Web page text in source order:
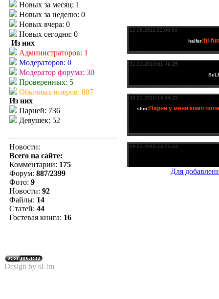
Новых за месяц: 1
Новых за неделю: 0
Новых вчера: 0
Новых сегодня: 0
Из них
Администраторов: 1
Модераторов: 0
Модератор форума: 30
Проверенных: 5
Обычных юзеров: 887
Из них
Парней: 736
Девушек: 52
Новости:
Всего на сайте:
Комментарии: 175
Форум: 887/2399
Фото: 9
Новости: 92
Файлы: 14
Статей: 44
Гостевая книга: 16
Для
Design by sL!m